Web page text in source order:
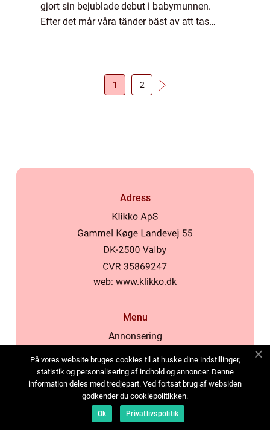
gjort sin bejublade debut i babymunnen.
Efter det mår våra tänder bäst av att tas
1 2
Adress
web: www.klikko.dk
Menu
Annonsering
Cookies
Kontakta oss
Sitemap
På vores website bruges cookies til at huske dine indstillinger,
statistik og personalisering af indhold og annoncer. Denne
information deles med tredjepart. Ved fortsat brug af websiden
godkender du cookiepolitikken.
Ok Privatlivspolitik